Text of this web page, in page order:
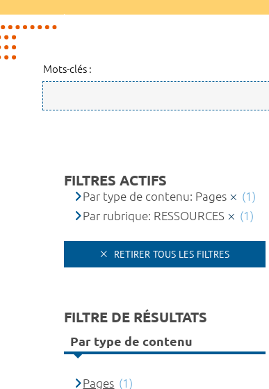
Mots-clés :
FILTRES ACTIFS
Par type de contenu: Pages
(1)
Par rubrique: RESSOURCES
(1)
RETIRER TOUS LES FILTRES
FILTRE DE RÉSULTATS
Par type de contenu
Pages (1)